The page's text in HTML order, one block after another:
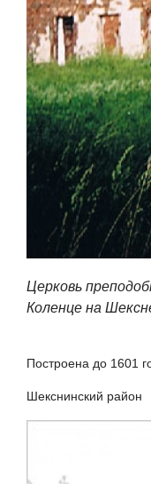
Церковь
Коленце на
Построена до 1601
Шекснинский район